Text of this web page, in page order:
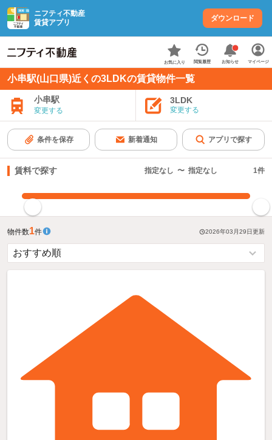
ニフティ不動産
賃貸アプリ
ダウンロード
お気に入り 閲覧履歴 お知らせ マイページ
小串駅(山口県)近くの3LDKの賃貸物件一覧
小串駅
変更する
3LDK
変更する
条件を保存 新着通知 アプリで探す
賃料で探す 指定なし 〜 指定なし 1件
物件数1件 2026年03月29日更新